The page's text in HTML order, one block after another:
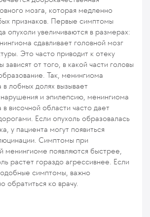
мозга, которая медленно
признаков. Первые симптомы
опухоли увеличиваются в размерах:
сдавливает головной мозг
Это часто приводит к отеку
от того, в какой части головы
Так, менингиома
в лобных долях вызывает
и эпилепсию, менингиома
в височной области часто дает
Если опухоль образовалась
у пациента могут появиться
Симптомы при
менингиоме появляются быстрее,
растет гораздо агрессивнее. Если
симптомы, важно
обратиться ко врачу.